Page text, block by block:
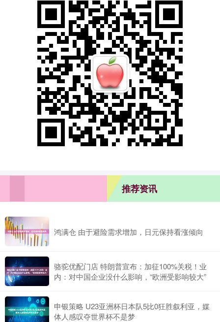
推荐资讯
鸿满仓 由于避险需求增加，日元保持看涨倾向
骆驼优配门店 特朗普宣布：加征100%关税！业
内：对中国企业没什么影响，“欧洲受影响较大”
申银策略 U23亚洲杯日本队5比0狂胜叙利亚，媒
体人感叹夺世界杯不是梦